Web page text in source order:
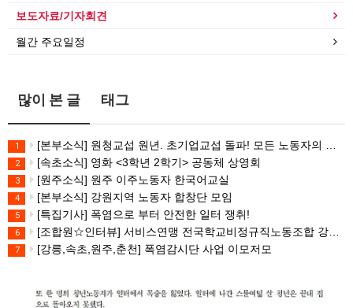
보도자료/기자회견
월간 주요일정
많이 본 글 태그
1 [본부소식] 원청교섭 원년. 초기업교섭 돌파! 모든 노동자의 노동기본권 쟁취! 민주노총 7.15 총파업대회
2 [속초소식] 영화 <3학년 2학기> 공동체 상영회
3 [원주소식] 원주 이주노동자 한국어교실
4 [본부소식] 강원지역 노동자 합창단 모임
5 [특집기사] 폭염으로 부터 안전한 일터 쟁취!
6 [조합원☆인터뷰] 서비스연맹 전국학교비정규직노동조합 강원지부 김유미 춘천지회장
7 [강릉,속초,원주,춘천] 폭염감시단 사업 이모저모